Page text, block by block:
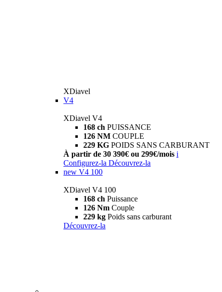
XDiavel
V4
XDiavel V4
168 ch PUISSANCE
126 NM COUPLE
229 KG POIDS SANS CARBURANT
À partir de 30 390€ ou 299€/mois i
Configurez-la Découvrez-la
new V4 100
XDiavel V4 100
168 ch Puissance
126 Nm Couple
229 kg Poids sans carburant
Découvrez-la